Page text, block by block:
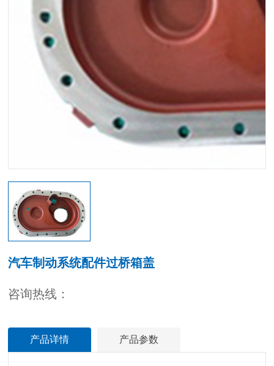
汽车制动系统配件过桥箱盖
咨询热线：
产品详情 产品参数